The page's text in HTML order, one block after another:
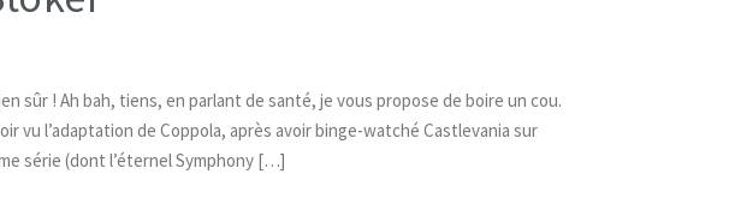
sûr ! Ah bah, tiens, en parlant de santé, je vous propose de boire un cou.
vu l’adaptation de Coppola, après avoir binge-watché Castlevania sur
série (dont l’éternel Symphony […]